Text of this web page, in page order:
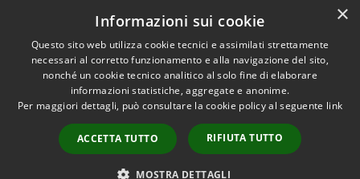
Dichiarazione di accessibilità
Accessibilità
Copyright © 2026 • Comune di
Valmorea • Powered by
Municipium•
Accesso
redazione
×
Informazioni sui cookie
Questo sito web utilizza cookie tecnici e assimilati strettamente
necessari al corretto funzionamento e alla navigazione del sito,
nonché un cookie tecnico analitico al solo fine di elaborare
informazioni statistiche, aggregate e anonime.
Per maggiori dettagli, può consultare la cookie policy al seguente link
ACCETTA TUTTO RIFIUTA TUTTO
MOSTRA DETTAGLI